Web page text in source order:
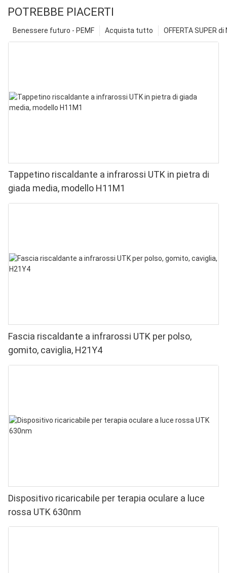
POTREBBE PIACERTI
OFFERTA SUPER
Acquista tutto
Benessere futuro - PEMF
Tappetino riscaldante a infrarossi UTK in pietra di
giada media, modello H11M1
Fascia riscaldante a infrarossi UTK per polso,
gomito, caviglia, H21Y4
Dispositivo ricaricabile per terapia oculare a luce
rossa UTK 630nm